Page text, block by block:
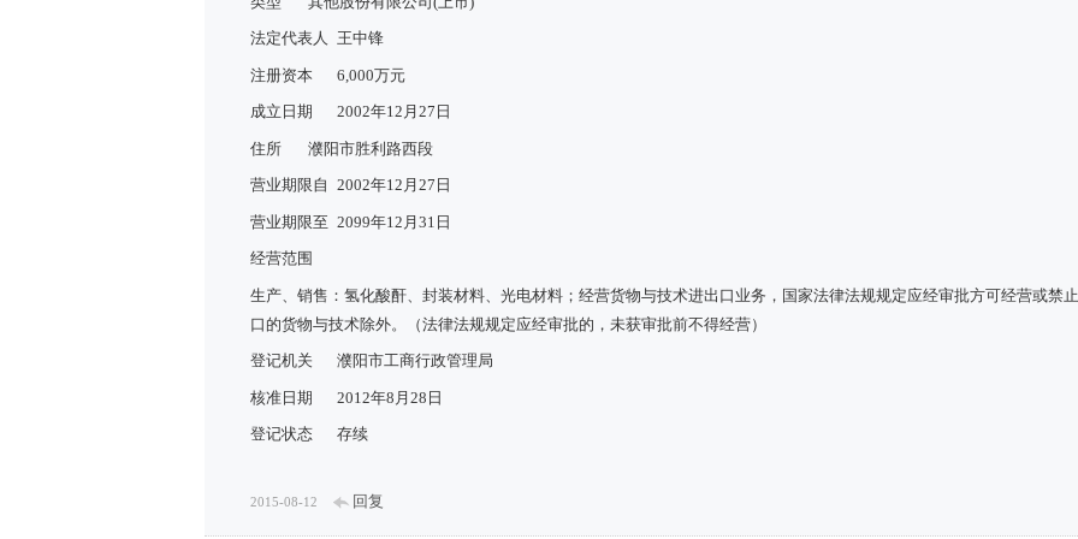
法定代表人 王中锋
注册资本 6,000万元
成立日期 2002年12月27日
住所 濮阳市胜利路西段
营业期限自 2002年12月27日
营业期限至 2099年12月31日
经营范围
生产、销售：氢化酸酐、封装材料、光电材料；经营货物与技术进出口业务，国家法律法规规定应经审批方可经营或禁
口的货物与技术除外。（法律法规规定应经审批的，未获审批前不得经营）
登记机关 濮阳市工商行政管理局
核准日期 2012年8月28日
登记状态 存续
2015-08-12 回复